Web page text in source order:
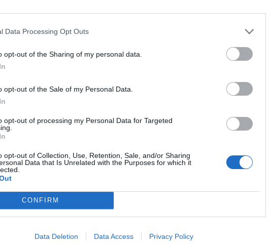
Data Processing Opt Outs
opt-out of the Sharing of my personal data.
opt-out of the Sale of my Personal Data.
opt-out of processing my Personal Data for Targeted
opt-out of Collection, Use, Retention, Sale, and/or Sharing
Data that Is Unrelated with the Purposes for which it
CONFIRM
Data Deletion Data Access Privacy Policy
prima dată la Campionatele Mondiale din
dorea o medalie la high-diving. Își dorea mai ales
obțină astfel calificarea la Jocurile Olimpice de la
de Natație, dar mai ales lui însuși, când a
opt ani în care a participat la spectacole de
Cirque du Soleil, o decizie pe care a luat-o pentru
din România.
duceam cât mai sus